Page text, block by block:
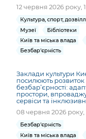
12 червня 2026 року,
Культура, спорт,
Музеї
Бібліотеки
Київ та міська влада
Безбар'єрність
Заклади культури
посилюють розвиток
безбар’єрності:
простори,
сервіси та
08 червня 2026 року,
Безбар'єрність
Київ та міська влада